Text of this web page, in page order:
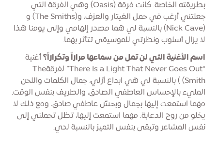
بطريقته الخاصة. كانت فرقة (Oasis) وهي الفرقة التي
جعلتني أرغب في حمل الغيتار والعزف، و(The Smiths) و
(Nick Cave) بالنسبة لي هما مصدر إلهامي وإلى يومنا هذا
لا يزال أسلوب ونظرتي للموسيقى تتأثر بهما.
اسم الأغنية التي لن تمل من سماعها مراراً وتكراراً؟ أغنية
“There Is a Light That Never Goes Out” لفرقةThe
Smith) ) بالنسبة لي هي ابداع أزلي، جمال الكلمات واللحن
المليء بالإحساس العاطفي الصادق، والطريف بنفس الوقت.
مهما استمعت إليها بجمال وبحسّ عاطفي صادق، ومع ذلك لا
يخلو من روح الدعابة. مهما استمعت إليها، تظل تحملني إلى
نفس المشاعر وتبقى بنفس التميز بالنسبة لدي.